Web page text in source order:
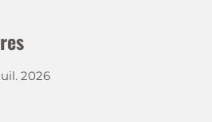
2026